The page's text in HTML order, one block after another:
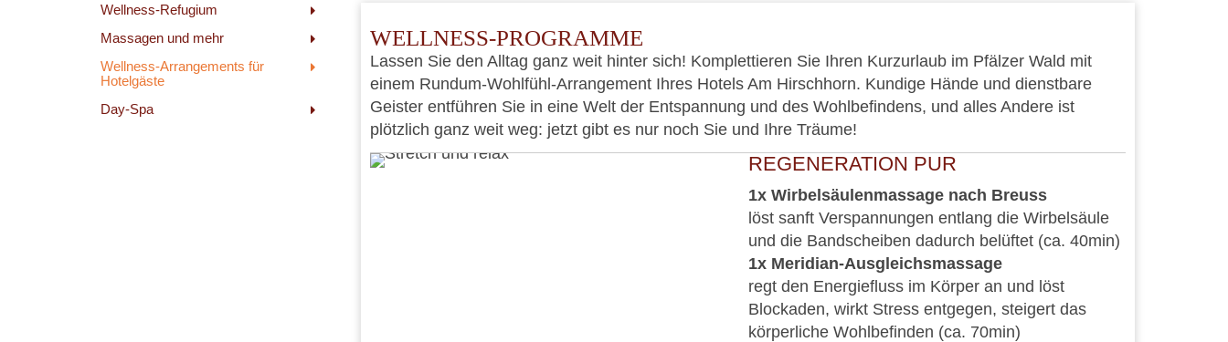
WELLNESS-PROGRAMME
Lassen Sie den Alltag ganz weit hinter sich! Komplettieren Sie Ihren Kurzurlaub im Pfälzer Wald mit
einem Rundum-Wohlfühl-Arrangement Ihres Hotels Am Hirschhorn. Kundige Hände und dienstbare
Geister entführen Sie in eine Welt der Entspannung und des Wohlbefindens, und alles Andere ist
plötzlich ganz weit weg: jetzt gibt es nur noch Sie und Ihre Träume!
REGENERATION PUR
1x Wirbelsäulenmassage nach Breuss
löst sanft Verspannungen entlang die Wirbelsäule
und die Bandscheiben dadurch belüftet (ca. 40min)
1x Meridian-Ausgleichsmassage
regt den Energiefluss im Körper an und löst
Blockaden, wirkt Stress entgegen, steigert das
körperliche Wohlbefinden (ca. 70min)
Wellness-Refugium
Massagen und mehr
Wellness-Arrangements für
Hotelgäste
Day-Spa